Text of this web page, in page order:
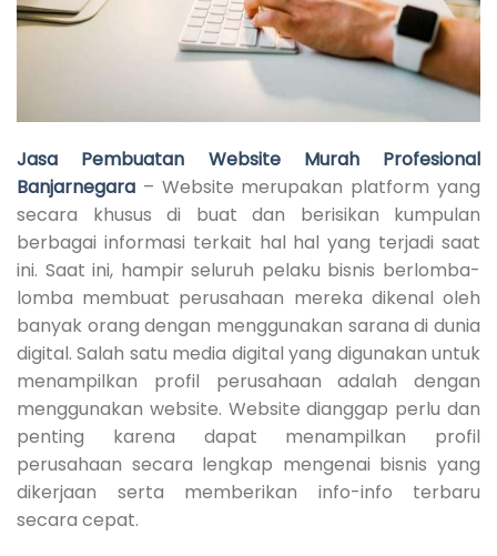
Jasa Pembuatan Website Murah Profesional
Banjarnegara – Website merupakan platform yang
secara khusus di buat dan berisikan kumpulan
berbagai informasi terkait hal hal yang terjadi saat
ini. Saat ini, hampir seluruh pelaku bisnis berlomba-
lomba membuat perusahaan mereka dikenal oleh
banyak orang dengan menggunakan sarana di dunia
digital. Salah satu media digital yang digunakan untuk
menampilkan profil perusahaan adalah dengan
menggunakan website. Website dianggap perlu dan
penting karena dapat menampilkan profil
perusahaan secara lengkap mengenai bisnis yang
dikerjaan serta memberikan info-info terbaru
secara cepat.